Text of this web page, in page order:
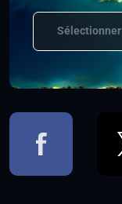
Sélectionner